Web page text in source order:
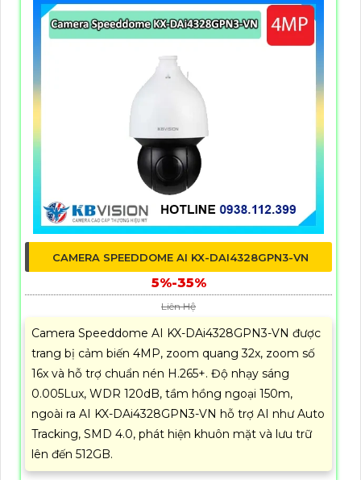
CAMERA SPEEDDOME AI KX-DAI4328GPN3-VN
5%-35%
Liên Hệ
Camera Speeddome AI KX-DAi4328GPN3-VN được
trang bị cảm biến 4MP, zoom quang 32x, zoom số
16x và hỗ trợ chuẩn nén H.265+. Độ nhạy sáng
0.005Lux, WDR 120dB, tầm hồng ngoại 150m,
ngoài ra AI KX-DAi4328GPN3-VN hỗ trợ AI như Auto
Tracking, SMD 4.0, phát hiện khuôn mặt và lưu trữ
lên đến 512GB.